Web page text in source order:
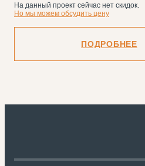
На данный проект сейчас нет скидок.
Но мы можем обсудить цену
ПОДРОБНЕЕ